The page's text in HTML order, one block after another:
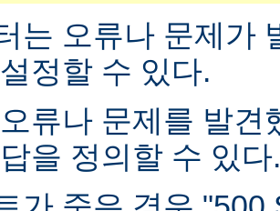
는 오류나 문제가
정할 수 있다.
류나 문제를 발견
을 정의할 수 있다.